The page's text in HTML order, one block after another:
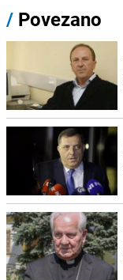
/ Povezano